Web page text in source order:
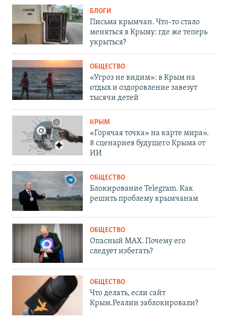
БЛОГИ
Письма крымчан. Что-то стало
меняться в Крыму: где же теперь
укрыться?
ОБЩЕСТВО
«Угроз не видим»: в Крым на
отдых и оздоровление завезут
тысячи детей
КРЫМ
«Горячая точка» на карте мира».
8 сценариев будущего Крыма от
ИИ
ОБЩЕСТВО
Блокирование Telegram. Как
решить проблему крымчанам
ОБЩЕСТВО
Опасный MAX. Почему его
следует избегать?
ОБЩЕСТВО
Что делать, если сайт
Крым.Реалии заблокировали?